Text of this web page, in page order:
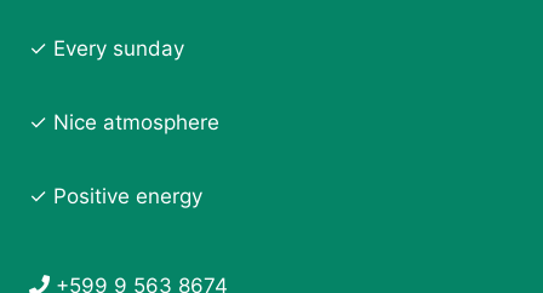
✓ Every sunday
✓ Nice atmosphere
✓ Positive energy
+599 9 563 8674